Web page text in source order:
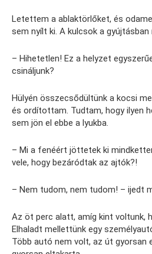
Letettem a ablaktörlőket, és
sem nyílt ki. A kulcsok a gyújtásban
– Hihetetlen! Ez a helyzet
csináljunk?
Hülyén összecsődültünk a kocsi
és ordítottam. Tudtam, hogy ilyen
sem jön el ebbe a lyukba.
– Mi a fenéért jöttetek ki
vele, hogy bezáródtak az ajtók?!
– Nem tudom, nem tudom! – ijedt
Az öt perc alatt, amíg kint voltunk,
Elhaladt mellettünk egy
Több autó nem volt, az út gyorsan